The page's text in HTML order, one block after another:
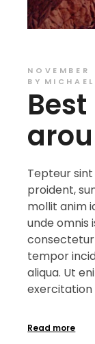
BY
Tepteur
proident,
mollit anim
unde omnis
consectetur
tempor
aliqua. Ut
exercitation
Read more